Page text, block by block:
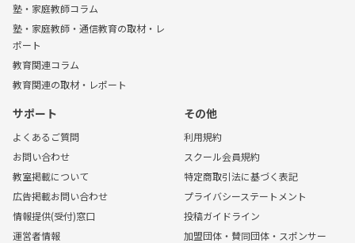
塾・家庭教師コラム
塾・家庭教師・通信教育の取材・レ
ポート
教育関連コラム
教育関連の取材・レポート
サポート
よくあるご質問
お問い合わせ
教室掲載について
広告掲載お問い合わせ
情報提供(受付)窓口
運営者情報
その他
利用規約
スクール会員規約
特定商取引法に基づく表記
プライバシーステートメント
投稿ガイドライン
加盟団体・賛同団体・スポンサー